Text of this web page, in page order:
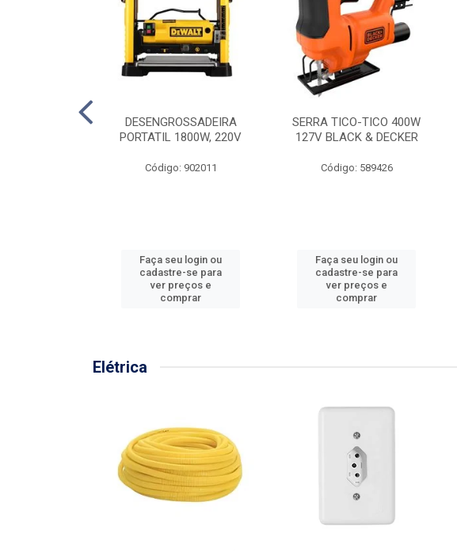
DESENGROSSADEIRA
PORTATIL 1800W, 220V
Código: 902011
Faça seu login ou
cadastre-se para
ver preços e
comprar
SERRA TICO-TICO 400W
127V BLACK & DECKER
Código: 589426
Faça seu login ou
cadastre-se para
ver preços e
comprar
Elétrica